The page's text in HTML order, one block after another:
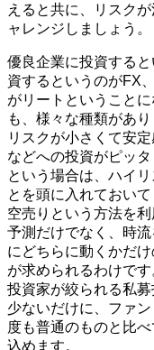
えると共に、リスク
ャレンジしましょう。
優良企業に投資する
資するというのがFX
がリートということ
も、様々な種類があり
リスクが小さくて安
などへの投資がピッ
という場合は、ハイ
とを頭に入れておいて
空売りという方法を
予測だけでなく、時
にどちらに動くかだ
が求められるわけです
投資家が絞られる私
少ないだけに、ファ
度も普通のものと比
込めます。